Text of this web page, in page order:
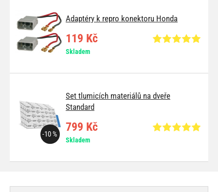
Adaptéry k repro konektoru Honda
119 Kč
Skladem
Set tlumicích materiálů na dveře
Standard
-10 %
799 Kč
Skladem